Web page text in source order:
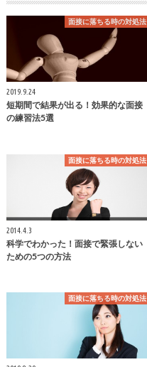
面接に落ちる時の対処法
2019.9.24
短期間で結果が出る！効果的な面接
の練習法5選
面接に落ちる時の対処法
2014.4.3
科学でわかった！面接で緊張しない
ための5つの方法
面接に落ちる時の対処法